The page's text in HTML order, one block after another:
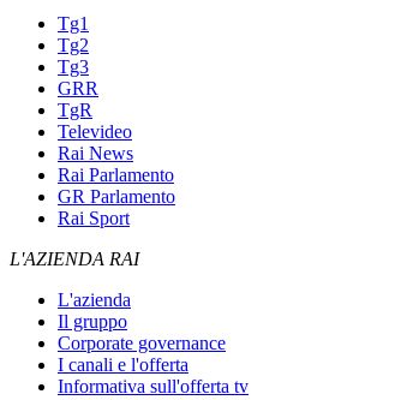
Tg1
Tg2
Tg3
GRR
TgR
Televideo
Rai News
Rai Parlamento
GR Parlamento
Rai Sport
L'AZIENDA RAI
L'azienda
Il gruppo
Corporate governance
I canali e l'offerta
Informativa sull'offerta tv